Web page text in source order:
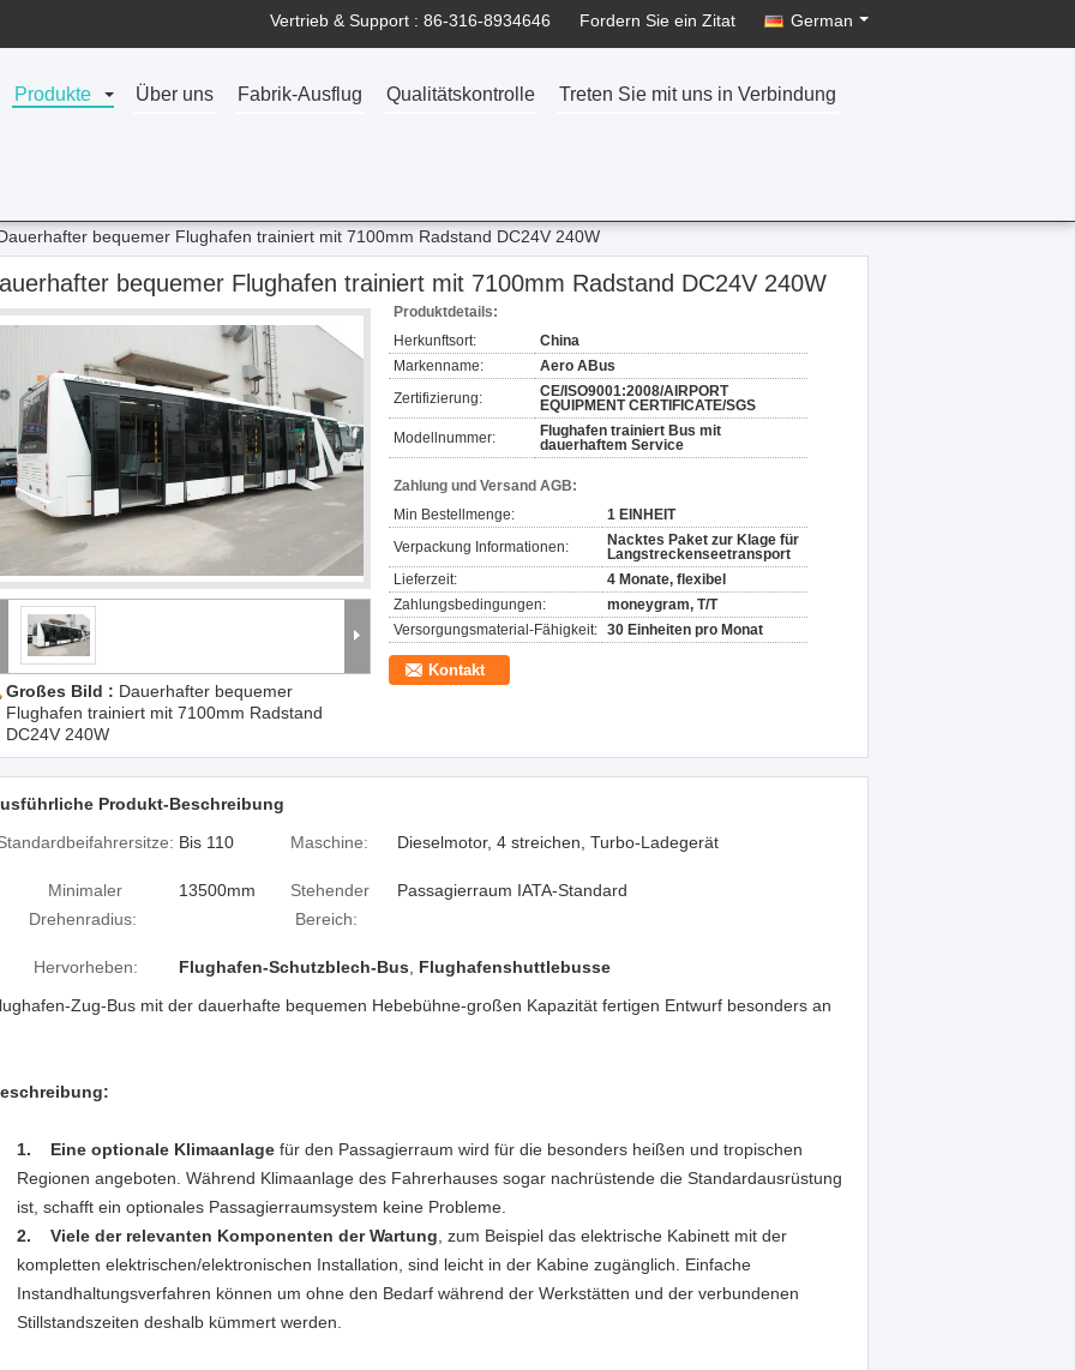
Vertrieb & Support : 86-316-8934646 Fordern Sie ein Zitat German
Produkte Über uns Fabrik-Ausflug Qualitätskontrolle Treten Sie mit uns in Verbindung
bequemer Flughafen trainiert mit 7100mm Radstand DC24V 240W
bequemer Flughafen trainiert mit 7100mm Radstand DC24V 240W
Großes Bild : Dauerhafter bequemer
Flughafen trainiert mit 7100mm Radstand
DC24V 240W
Produktdetails:
Herkunftsort:
China
Markenname:
Aero ABus
Zertifizierung:
CE/ISO9001:2008/AIRPORT
EQUIPMENT CERTIFICATE/SGS
Modellnummer:
Flughafen trainiert Bus mit
dauerhaftem Service
Zahlung und Versand AGB:
Min Bestellmenge:
1 EINHEIT
Verpackung Informationen:
Nacktes Paket zur Klage für
Langstreckenseetransport
Lieferzeit:
4 Monate, flexibel
Zahlungsbedingungen:
moneygram, T/T
Versorgungsmaterial-Fähigkeit: 30 Einheiten pro Monat
Kontakt
Produkt-Beschreibung
Bis 110 Maschine: Dieselmotor, 4 streichen, Turbo-Ladegerät
Minimaler
Drehenradius:
13500mm
Stehender
Bereich:
Passagierraum IATA-Standard
Hervorheben: Flughafen-Schutzblech-Bus
Flughafenshuttlebusse
Zug-Bus mit der dauerhafte bequemen Hebebühne-großen Kapazität fertigen Entwurf besonders an
1. Eine optionale Klimaanlage für den Passagierraum wird für die besonders heißen und tropischen
Regionen angeboten. Während Klimaanlage des Fahrerhauses sogar nachrüstende die Standardausrüstung
ist, schafft ein optionales Passagierraumsystem keine Probleme.
2. Viele der relevanten Komponenten der Wartung , zum Beispiel das elektrische Kabinett mit der
kompletten elektrischen/elektronischen Installation, sind leicht in der Kabine zugänglich. Einfache
Instandhaltungsverfahren können um ohne den Bedarf während der Werkstätten und der verbundenen
Stillstandszeiten deshalb kümmert werden.